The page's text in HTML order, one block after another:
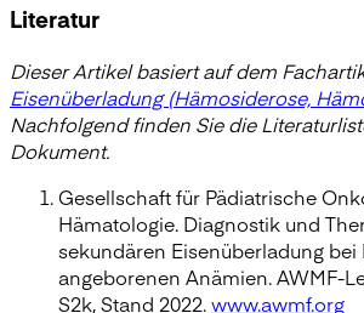
Literatur
Dieser Artikel basiert auf dem
Eisenüberladung (Hämosiderose,
Nachfolgend finden Sie die
Dokument.
Gesellschaft für Pädiatrische
Hämatologie. Diagnostik und
sekundären Eisenüberladung bei
angeborenen Anämien. AWMF-
S2k, Stand 2022.www.awmf.org